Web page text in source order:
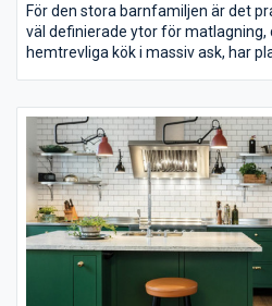
För den stora barnfamiljen är det
väl definierade ytor för matlagning,
hemtrevliga kök i massiv ask, har
skapar en fin kontrast när
från B & B Sweden förstärker den